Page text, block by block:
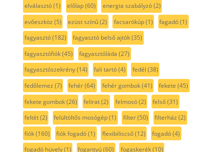
elválasztó(1) előlap(60) energia szabályzó(2)
evőeszköz (5) ezüst színű(2) facsarókúp(1) fagadó(1)
fagyasztó(182) fagyasztó belső ajtók(35)
fagyasztófiók(45) fagyasztóláda (27)
fagyasztószekrény(14) fali tartó(4) fedél (38)
fedőlemez (7) fehér(64) fehér gombok(41) fekete (45)
fekete gombok(26) felirat(2) felmosó(2) felső(31)
feltét(2) felültöltős mosógép(1) filter(50) filterház (2)
fiók(160) fiók fogadó(1) flexibiliscső(12) fogadó(4)
fogadó hüvely(1) fogantyú(60) fogaskerék(10)